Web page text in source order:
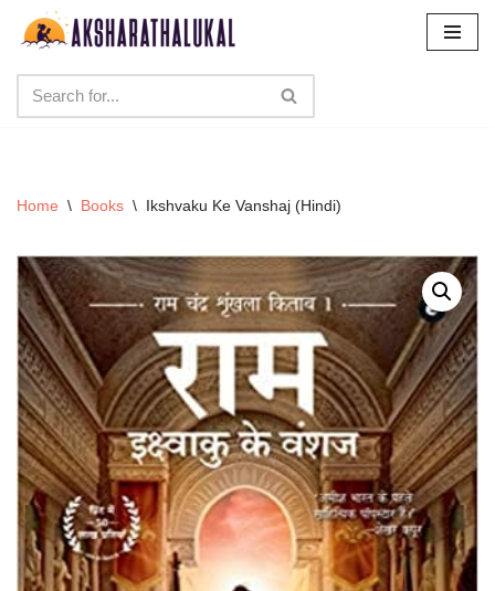
content
Home \ Books \ Ikshvaku Ke Vanshaj (Hindi)